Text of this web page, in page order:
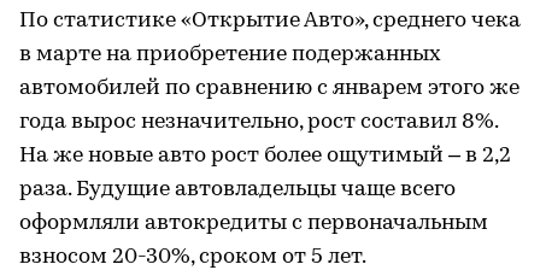
По статистике «Открытие Авто», среднего чека
в марте на приобретение подержанных
автомобилей по сравнению с январем этого же
года вырос незначительно, рост составил 8%.
На же новые авто рост более ощутимый – в 2,2
раза. Будущие автовладельцы чаще всего
оформляли автокредиты с первоначальным
взносом 20-30%, сроком от 5 лет.